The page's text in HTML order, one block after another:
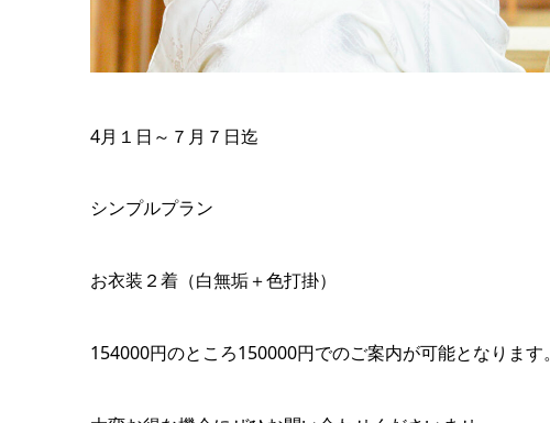
4月１日～７月７日迄
シンプルプラン
お衣装２着（白無垢＋色打掛）
154000円のところ150000円でのご案内が可能となります。